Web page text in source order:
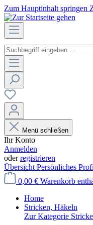
Zum Hauptinhalt springen
Menü schließen
Ihr Konto
Anmelden
oderregistrieren
Übersicht Persönliches
0,00 € Warenkorb
Home
Stricken, Häkeln
Zur Kategorie